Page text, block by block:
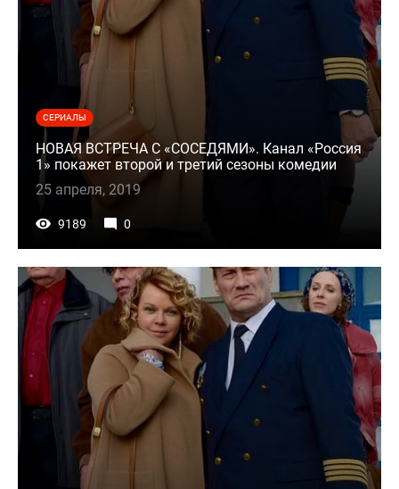
СЕРИАЛЫ
НОВАЯ ВСТРЕЧА С «СОСЕДЯМИ». Канал «Россия
1» покажет второй и третий сезоны комедии
25 апреля, 2019
9189 0